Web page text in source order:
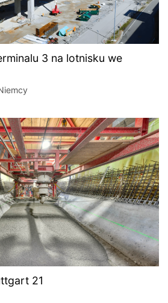
3 na lotnisku we
21